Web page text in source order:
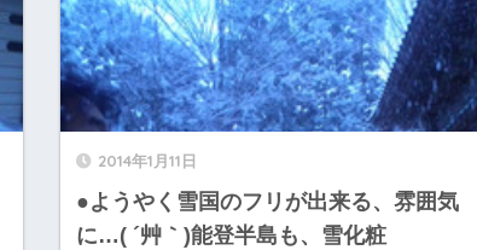
2014年1月11日
●ようやく雪国のフリが出来る、雰囲気
に…( ´艸｀)能登半島も、雪化粧